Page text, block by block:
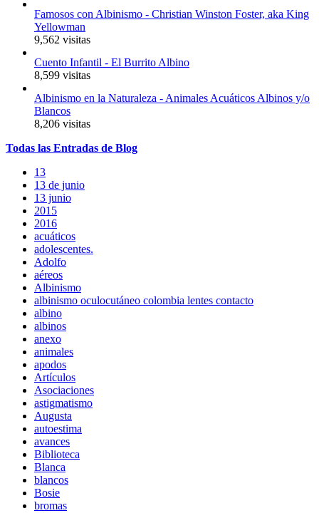
Famosos con Albinismo - Christian Winston Foster, aka King
Yellowman
9,562 visitas
Cuento Infantil - El Burrito Albino
8,599 visitas
Albinismo en la Naturaleza - Animales Acuáticos Albinos y/o
Blancos
8,206 visitas
Todas las Entradas de Blog
13
13 de junio
13 junio
2015
2016
acuáticos
adolescentes.
Adolfo
aéreos
Albinismo
albinismo oculocutáneo colombia lentes contacto
albino
albinos
anexo
animales
apodos
Artículos
Asociaciones
astigmatismo
Augusta
autoestima
avances
Biblioteca
Blanca
blancos
Bosie
bromas